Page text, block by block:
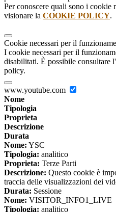
Per conoscere quali sono i cookie
visionare la COOKIE POLICY.
Cookie necessari per il
I cookie necessari per il
disabilitati. È possibile consultare
policy.
www.youtube.com
Nome
Tipologia
Proprieta
Descrizione
Durata
Nome: YSC
Tipologia: analitico
Proprieta: Terze Parti
Descrizione: Questo cookie è
traccia delle visualizzazioni dei
Durata: Sessione
Nome: VISITOR_INFO1_LIVE
Tipologia: analitico